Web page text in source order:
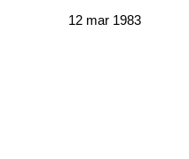
12 mar 1983